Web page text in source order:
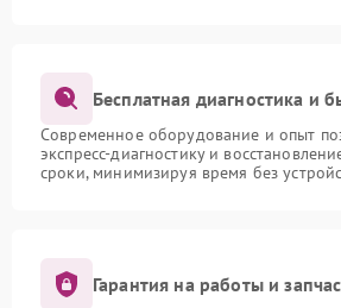
Бесплатная диагностика и
Современное оборудование и опыт
экспресс-диагностику и
сроки, минимизируя время без
Гарантия на работы и